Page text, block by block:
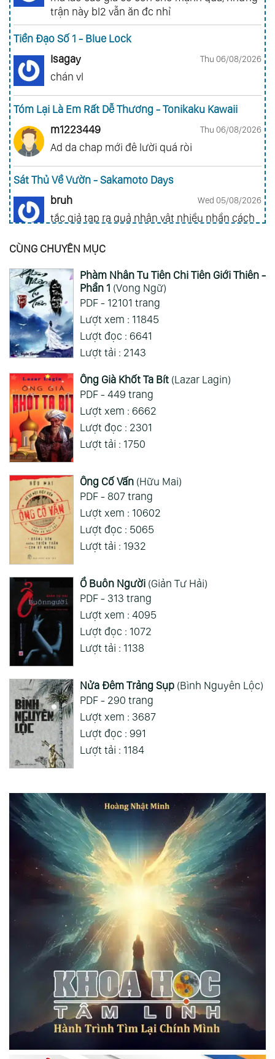
trận này bl2 vẫn ăn đc nhỉ
Tiền Đạo Số 1 - Blue Lock
Isagay
Thu 06/08/2026
chán vl
Tóm Lại Là Em Rất Dễ Thương - Tonikaku Kawaii
m1223449
Thu 06/08/2026
Ad da chap mới đê lười quá ròi
Sát Thủ Về Vườn - Sakamoto Days
bruh
Wed 05/08/2026
tắc giả tạp ra quả nhân vật nhiều nhần cách
Gia Đình Điệp Viên - Spy X Family
ai hỏi 123
Wed 05/08/2026
Mong 1 ngày shop ra 2 chap
Xem Thêm
CÙNG CHUYÊN MỤC
Phàm Nhân Tu Tiên Chi Tiên Giới Thiên -
Phần 1 (Vong Ngữ)
PDF - 12101 trang
Lượt xem : 11845
Lượt đọc : 6641
Lượt tải : 2143
Ông Già Khốt Ta Bít(Lazar Lagin)
PDF - 449 trang
Lượt xem : 6662
Lượt đọc : 2301
Lượt tải : 1750
Ông Cố Vấn(Hữu Mai)
PDF - 807 trang
Lượt xem : 10602
Lượt đọc : 5065
Lượt tải : 1932
Ổ Buôn Người(Giản Tư Hải)
PDF - 313 trang
Lượt xem : 4095
Lượt đọc : 1072
Lượt tải : 1138
Nửa Đêm Trảng Sụp(Bình Nguyên Lộc)
PDF - 290 trang
Lượt xem : 3687
Lượt đọc : 991
Lượt tải : 1184